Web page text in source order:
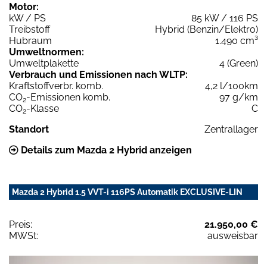
Motor:
kW / PS
85 kW / 116 PS
Treibstoff
Hybrid (Benzin/Elektro)
Hubraum
1.490 cm³
Umweltnormen:
Umweltplakette
4 (Green)
Verbrauch und Emissionen nach WLTP:
Kraftstoffverbr. komb.
4,2 l/100km
CO2-Emissionen komb.
97 g/km
CO2-Klasse
C
Standort
Zentrallager
Details zum Mazda 2 Hybrid anzeigen
Mazda 2 Hybrid 1.5 VVT-i 116PS Automatik EXCLUSIVE-LIN
Preis:
21.950,00 €
MWSt:
ausweisbar